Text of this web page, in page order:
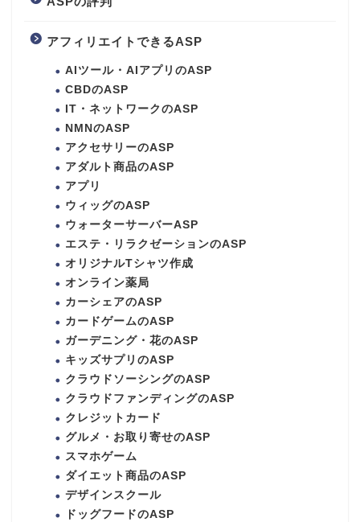
アフィリエイトできるASP
AIツール・AIアプリのASP
CBDのASP
IT・ネットワークのASP
NMNのASP
アクセサリーのASP
アダルト商品のASP
アプリ
ウィッグのASP
ウォーターサーバーASP
エステ・リラクゼーションのASP
オリジナルTシャツ作成
オンライン薬局
カーシェアのASP
カードゲームのASP
ガーデニング・花のASP
キッズサプリのASP
クラウドソーシングのASP
クラウドファンディングのASP
クレジットカード
グルメ・お取り寄せのASP
スマホゲーム
ダイエット商品のASP
デザインスクール
ドッグフードのASP